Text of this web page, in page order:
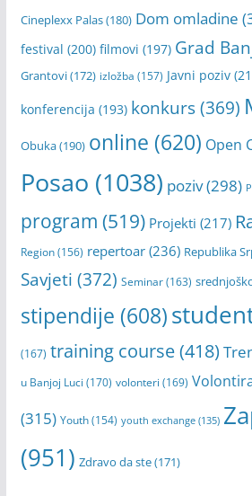
Cineplexx Palas(180) Dom omladine
festival (200) filmovi (197) Grad
Grantovi(172) izložba (157) Javni poziv
konferencija (193) konkurs(369)
Obuka(190) online (620) Open
Posao (1038) poziv(298)
program (519) Projekti (217)
Region(156) repertoar(236) Republika
Savjeti (372) Seminar(163)
stipendije (608)
(167) training course(418)
u Banjoj Luci (170) volonteri (169)
(315) Youth(154) youth exchange(135)
(951) Zdravo da ste(171)